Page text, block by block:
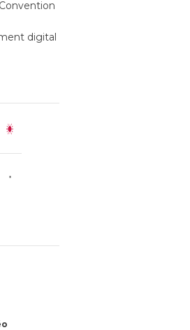
Convention
digital